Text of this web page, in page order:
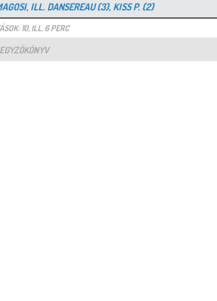
ILL. DANSEREAU (3), KISS P. (2)
10, ILL. 6 PERC